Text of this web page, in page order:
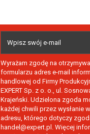
Wyrażam zgodę na
formularzu adres e-mail
handlowej od Firmy
EXPERT Sp. z o. o., ul.
Krajeński. Udzielona zgoda
każdej chwili przez wysłanie
adresu, którego dotyczy
handel@expert.pl. Więcej